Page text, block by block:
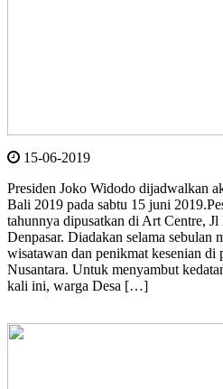
15-06-2019
Presiden Joko Widodo dijadwalkan
Bali 2019 pada sabtu 15 juni
tahunnya dipusatkan di Art Centre, Jl
Denpasar. Diadakan selama sebulan
wisatawan dan penikmat kesenian di
Nusantara. Untuk menyambut
kali ini, warga Desa […]